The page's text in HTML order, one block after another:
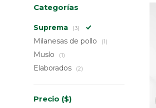
Categorías
Suprema (3)
Milanesas de pollo (1)
Muslo (1)
Elaborados (2)
Precio ($)